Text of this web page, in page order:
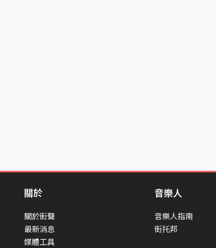
關於
關於街聲
最新消息
媒體工具
音樂人
音樂人指南
街托邦